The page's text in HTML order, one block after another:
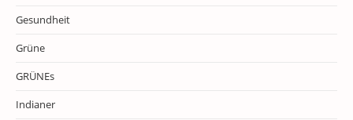
Gesundheit
Grüne
GRÜNEs
Indianer